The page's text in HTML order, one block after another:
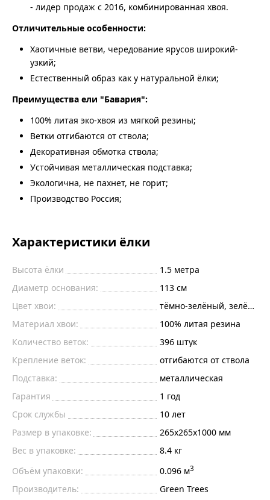
- лидер продаж с 2016, комбинированная хвоя.
Отличительные особенности:
Хаотичные ветви, чередование ярусов широкий-
узкий;
Естественный образ как у натуральной ёлки;
Преимущества ели "Бавария":
100% литая эко-хвоя из мягкой резины;
Ветки отгибаются от ствола;
Декоративная обмотка ствола;
Устойчивая металлическая подставка;
Экологична, не пахнет, не горит;
Производство Россия;
Характеристики ёлки
Высота ёлки 1.5 метра
Диаметр основания:
113 см
Цвет хвои:
тёмно-зелёный, зелёные
Материал хвои:
100% литая резина
Количество веток:
396 штук
Крепление веток:
отгибаются от ствола
Подставка:
металлическая
Гарантия
1 год
Срок службы
10 лет
Размер в упаковке:
265х265х1000 мм
Вес в упаковке:
8.4 кг
Объём упаковки:
0.096 м3
Производитель:
Green Trees